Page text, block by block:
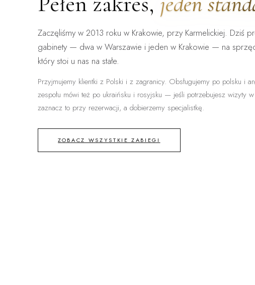
Zaczęliśmy w 2013 roku w Krakowie, przy Karmelickiej. Dziś
gabinety — dwa w Warszawie i jeden w Krakowie — na
który stoi u nas na stałe.
Przyjmujemy klientki z Polski i z zagranicy. Obsługujemy po polsku i
zespołu mówi też po ukraińsku i rosyjsku — jeśli potrzebujesz wizyty
zaznacz to przy rezerwacji, a dobierzemy specjalistkę.
ZOBACZ WSZYSTKIE ZABIEGI